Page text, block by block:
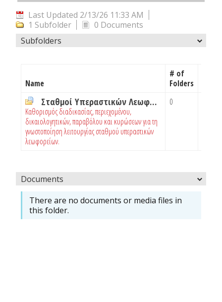
Last Updated 2/13/26 11:33 AM
1 Subfolder
0 Documents
Subfolders
Name
# of
Folders
Σταθμοί Υπεραστικών Λεωφορείων
Καθορισμός διαδικασίας, περιεχομένου,
δικαιολογητικών, παραβόλου και κυρώσεων για τη
γνωστοποίηση λειτουργίας σταθμού υπεραστικών
λεωφορείων.
0
Documents
There are no documents or media files in
this folder.